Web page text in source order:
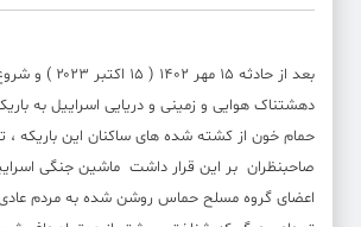
بعد از حادثه ۱۵
دهشتناک هوایی و زمینی و دریایی اسراییل به
حمام خون از کشته شده های ساکنان این باریکه ،
صاحبنظران بر این قرار داشت ماشین جنگی
اعضای گروه مسلح حماس روشن شده به مردم عادی